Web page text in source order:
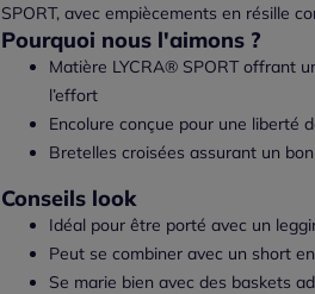
SPORT, avec empiècements en résille
Pourquoi nous l'aimons ?
Matière LYCRA® SPORT offrant
l’effort
Encolure conçue pour une liberté
Bretelles croisées assurant un
Conseils look
Idéal pour être porté avec un
Peut se combiner avec un short
Se marie bien avec des baskets